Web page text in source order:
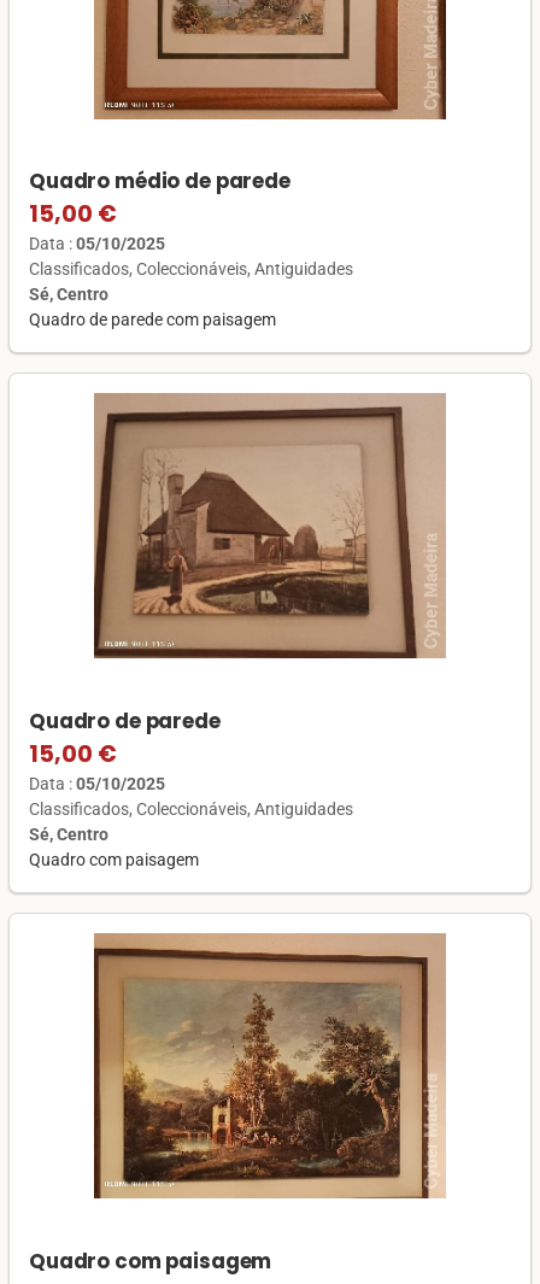
Quadro médio de parede
15,00 €
Data :05/10/2025
Classificados Coleccionáveis Antiguidades
Sé, Centro
Quadro de parede com paisagem
Quadro de parede
15,00 €
Data :05/10/2025
Classificados Coleccionáveis Antiguidades
Sé, Centro
Quadro com paisagem
Quadro com paisagem